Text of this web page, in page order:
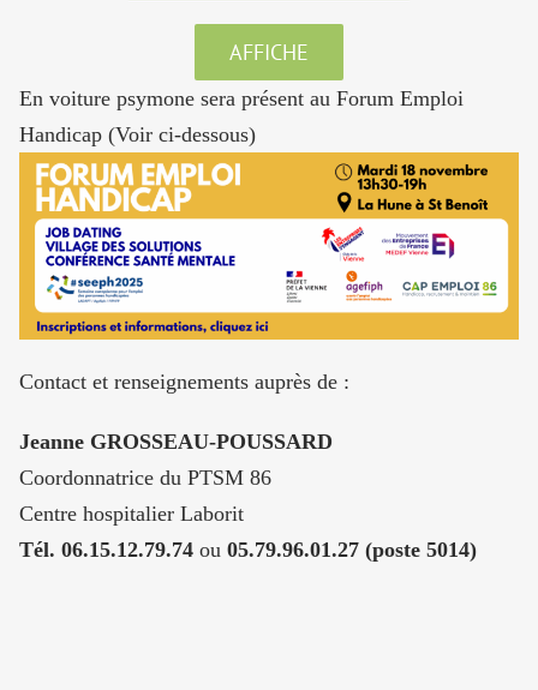
AFFICHE
En voiture psymone sera présent au Forum Emploi
Handicap (Voir ci-dessous)
Contact et renseignements auprès de :
JeanneGROSSEAU-POUSSARD
Coordonnatrice du PTSM 86
Centre hospitalier Laborit
Tél. 06.15.12.79.74 ou05.79.96.01.27 (poste 5014)